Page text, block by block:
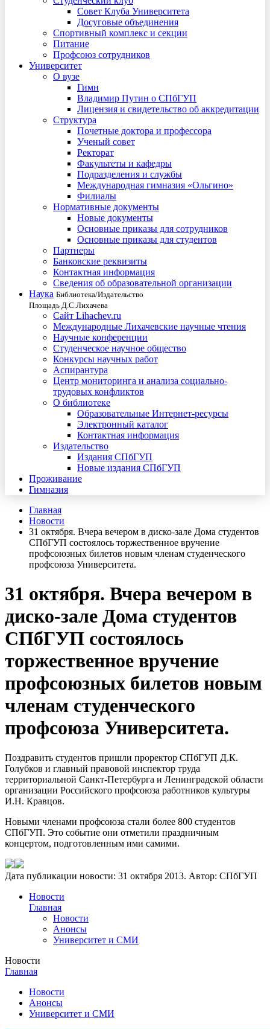
Совет Клуба Университета
Досуговые объединения
Спортивный комплекс и секции
Питание
Профсоюз сотрудников
Университет
О вузе
Гимн
Владимир Путин о СПбГУП
Лицензия и свидетельство об аккредитации
Структура
Почетные доктора и профессора
Ученый совет
Ректорат
Факультеты и кафедры
Подразделения и службы
Международная гимназия «Ольгино»
Филиалы
Нормативные документы
Новые документы
Основные приказы для сотрудников
Основные приказы для студентов
Партнеры
Банковские реквизиты
Контактная информация
Сведения об образовательной организации
Наука Библиотека/Издательство
Площадь Д.С.Лихачева
Сайт Lihachev.ru
Международные Лихачевские научные чтения
Научные конференции
Студенческое научное общество
Конкурсы научных работ
Аспирантура
Центр мониторинга и анализа социально-
трудовых конфликтов
О библиотеке
Образовательные Интернет-ресурсы
Электронный каталог
Контактная информация
Издательство
Издания СПбГУП
Новые издания СПбГУП
Проживание
Гимназия
Главная
Новости
31 октября. Вчера вечером в диско-зале Дома студентов
СПбГУП состоялось торжественное вручение
профсоюзных билетов новым членам студенческого
профсоюза Университета.
31 октября. Вчера вечером в
диско-зале Дома студентов
СПбГУП состоялось
торжественное вручение
профсоюзных билетов новым
членам студенческого
профсоюза Университета.
Поздравить студентов пришли проректор СПбГУП Д.К.
Голубков и главный правовой инспектор труда
территориальной Санкт-Петербурга и Ленинградской области
организации Российского профсоюза работников культуры
И.Н. Кравцов.
Новыми членами профсоюза стали более 800 студентов
СПбГУП. Это событие они отметили праздничным
концертом, подготовленным ими самими.
Дата публикации новости: 31 октября 2013. Автор: СПбГУП
Новости
Главная
Новости
Анонсы
Университет и СМИ
Новости
Главная
Новости
Анонсы
Университет и СМИ